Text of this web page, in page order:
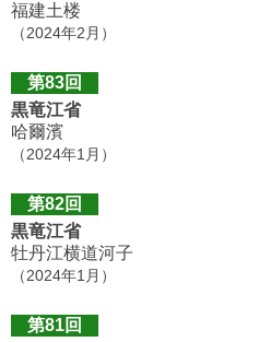
福建土楼
（2024年2月）
第83回
黒竜江省
哈爾濱
（2024年1月）
第82回
黒竜江省
牡丹江横道河子
（2024年1月）
第81回